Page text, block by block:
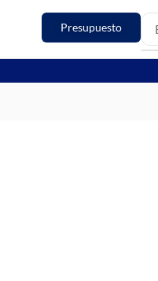
Presupuesto